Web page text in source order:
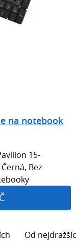
na notebook
15-
Bez
Od